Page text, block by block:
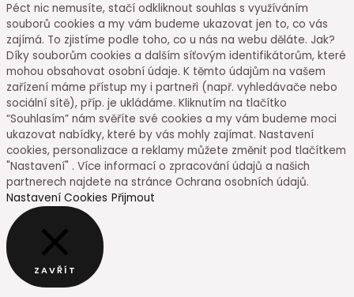
Péct nic nemusíte, stačí odkliknout souhlas s využíváním
souborů cookies a my vám budeme ukazovat jen to, co vás
zajímá. To zjistíme podle toho, co u nás na webu děláte. Jak?
Díky souborům cookies a dalším síťovým identifikátorům, které
mohou obsahovat osobní údaje. K těmto údajům na vašem
zařízení máme přístup my i partneři (např. vyhledávače nebo
sociální sítě), příp. je ukládáme. Kliknutím na tlačítko
“Souhlasím” nám svěříte své cookies a my vám budeme moci
ukazovat nabídky, které by vás mohly zajímat. Nastavení
cookies, personalizace a reklamy můžete změnit pod tlačítkem
"Nastavení" . Více informací o zpracování údajů a našich
partnerech najdete na stránce Ochrana osobních údajů.
Nastavení Cookies Přijmout
ZAVŘÍT